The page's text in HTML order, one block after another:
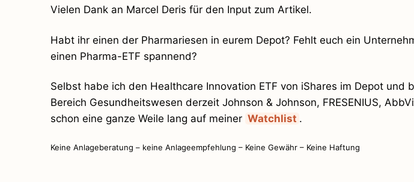
Vielen Dank an Marcel Deris für den Input zum Artikel.
Habt ihr einen der Pharmariesen in eurem Depot? Fehlt euch ein
einen Pharma-ETF spannend?
Selbst habe ich den Healthcare Innovation ETF von iShares im Depot und
Bereich Gesundheitswesen derzeit Johnson & Johnson, FRESENIUS,
schon eine ganze Weile lang auf meiner Watchlist .
Keine Anlageberatung – keine Anlageempfehlung – Keine Gewähr – Keine Haftung